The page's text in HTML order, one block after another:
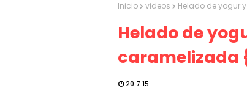
Inicio videos Helado de yogur
Helado de
caramelizada
20.7.15